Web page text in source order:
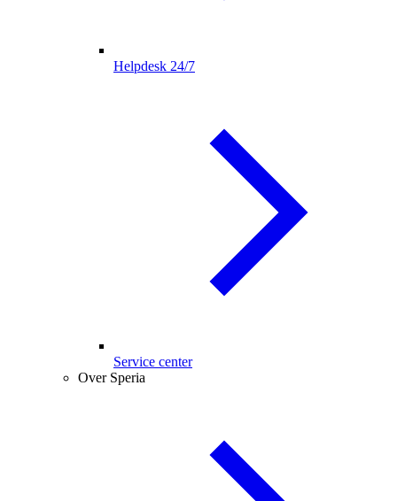
Helpdesk 24/7
Service center
Over Speria